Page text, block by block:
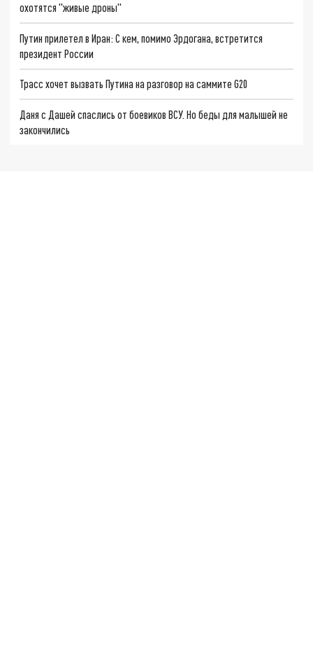
охотятся "живые дроны"
Путин прилетел в Иран: С кем, помимо Эрдогана, встретится
президент России
Трасс хочет вызвать Путина на разговор на саммите G20
Даня с Дашей спаслись от боевиков ВСУ. Но беды для малышей не
закончились